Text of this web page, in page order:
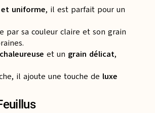
uniforme, il est parfait pour un
par sa couleur claire et son grain
et un grain délicat,
il ajoute une touche de luxe